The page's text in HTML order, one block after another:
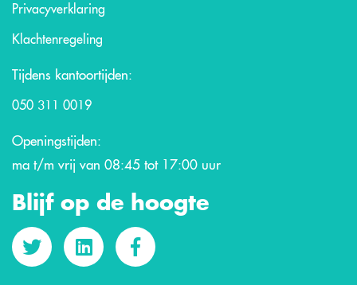
Privacyverklaring
Klachtenregeling
Tijdens kantoortijden:
050 311 0019
Openingstijden:
ma t/m vrij van 08:45 tot 17:00 uur
Blijf op de hoogte